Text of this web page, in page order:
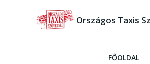
Országos Taxis
FŐOLDAL